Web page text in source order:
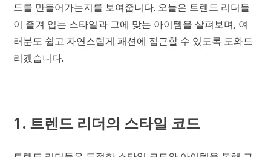
드를 만들어가는지를 보여줍니다. 오늘은 트렌드 리더들
이 즐겨 입는 스타일과 그에 맞는 아이템을 살펴보며, 여
러분도 쉽고 자연스럽게 패션에 접근할 수 있도록 도와드
리겠습니다.
1. 트렌드 리더의 스타일 코드